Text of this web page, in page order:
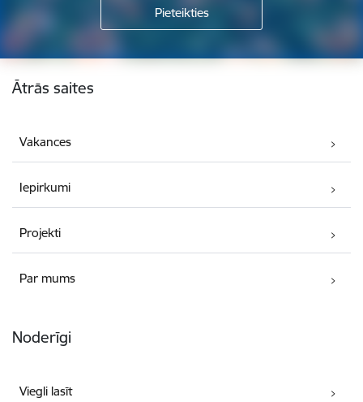
Kājene
Ātrās saites
Vakances
Iepirkumi
Projekti
Par mums
Noderīgi
Viegli lasīt